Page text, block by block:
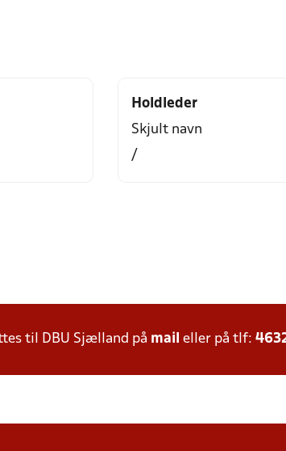
Holdleder
Skjult navn
/
til DBU Sjælland på mail eller på tlf: